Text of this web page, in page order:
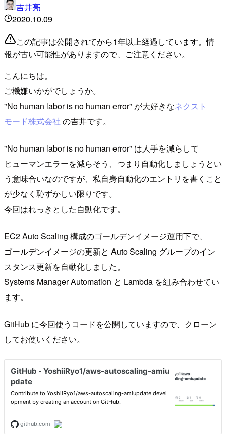
吉井亮
2020.10.09
この記事は公開されてから1年以上経過しています。情
報が古い可能性がありますので、ご注意ください。
こんにちは。
ご機嫌いかがでしょうか。
"No human labor is no human error" が大好きなネクスト
モード株式会社 の吉井です。
"No human labor is no human error" は人手を減らして
ヒューマンエラーを減らそう、つまり自動化しましょうとい
う意味合いなのですが、私自身自動化のエントリを書くこと
が少なく恥ずかしい限りです。
今回はれっきとした自動化です。
EC2 Auto Scaling 構成のゴールデンイメージ運用下で、
ゴールデンイメージの更新と Auto Scaling グループのイン
スタンス更新を自動化しました。
Systems Manager Automation と Lambda を組み合わせてい
ます。
GitHub に今回使うコードを公開していますので、クローン
してお使いください。